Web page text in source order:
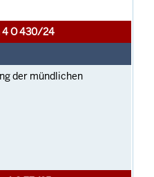
4 O 430/24
der mündlichen